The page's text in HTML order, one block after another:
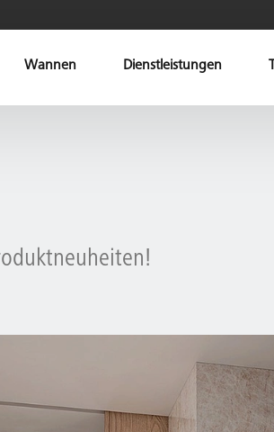
Wannen Dienstleistungen